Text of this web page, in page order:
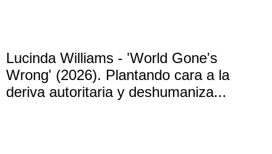
Lucinda Williams - 'World Gone's
Wrong' (2026). Plantando cara a la
deriva autoritaria y deshumaniza...